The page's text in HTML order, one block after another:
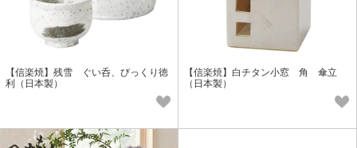
【信楽焼】残雪 ぐい呑、びっくり徳
利（日本製）
【信楽焼】白チタン小窓 角 傘立
（日本製）